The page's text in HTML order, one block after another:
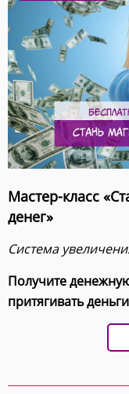
Мастер-класс
денег»
Система
Получите
притягивать